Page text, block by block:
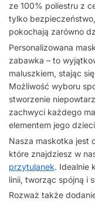
ze 100% poliestru z
tylko
pokochają zarówno
Personalizowana
zabawka – to
maluszkiem, stając
Możliwość wyboru
stworzenie
zachwyci każdego
elementem jego
Nasza maskotka jest
które znajdziesz w
przytulanek. Idealnie
linii, tworząc spójną i
Rozważ także